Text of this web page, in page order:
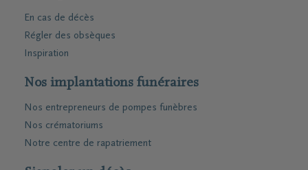
En cas de décès
Régler des obsèques
Inspiration
Nos implantations funéraires
Nos entrepreneurs de pompes funèbres
Nos crématoriums
Notre centre de rapatriement